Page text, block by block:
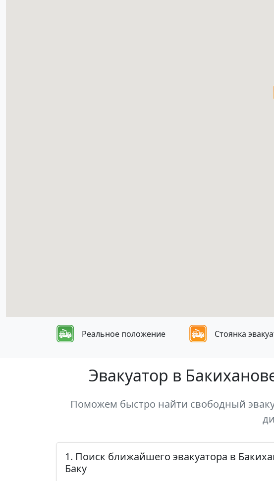
Реальное положение Стоянка
Эвакуатор в
Поможем быстро найти свободный
1. Поиск ближайшего эвакуатора в
Баку